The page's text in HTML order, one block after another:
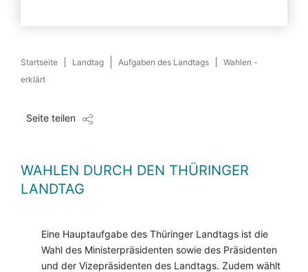
Startseite Landtag Aufgaben des Landtags
Wahlen -
erklärt
Seite teilen
WAHLEN DURCH DEN THÜRINGER
LANDTAG
Eine Hauptaufgabe des Thüringer Landtags ist die
Wahl des Ministerpräsidenten sowie des Präsidenten
und der Vizepräsidenten des Landtags. Zudem wählt